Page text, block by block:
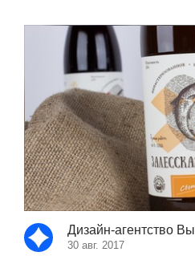
Дизайн-агентство
30 авг. 2017